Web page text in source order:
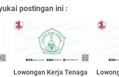
postingan ini :
Lowongan Kerja Tenaga